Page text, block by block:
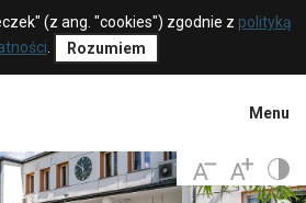
(z ang. "cookies") zgodnie z polityką
Rozumiem
Menu